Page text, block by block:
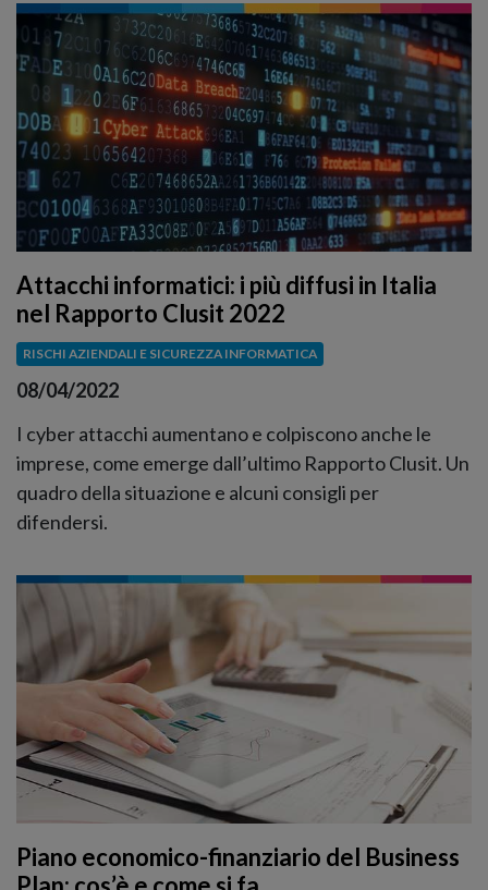
Attacchi informatici: i più diffusi in Italia
nel Rapporto Clusit 2022
RISCHI AZIENDALI E SICUREZZA INFORMATICA
08/04/2022
I cyber attacchi aumentano e colpiscono anche le
imprese, come emerge dall’ultimo Rapporto Clusit. Un
quadro della situazione e alcuni consigli per
difendersi.
Piano economico-finanziario del Business